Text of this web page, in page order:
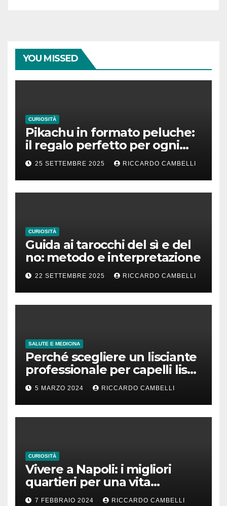
YOU MISSED
CURIOSITÀ
Pikachu in formato peluche:
il regalo perfetto per ogni
fan dei Pokémon
25 SETTEMBRE 2025 RICCARDO CAMBELLI
CURIOSITÀ
Guida ai tarocchi del sì e del
no: metodo e interpretazione
22 SETTEMBRE 2025 RICCARDO CAMBELLI
SALUTE E MEDICINA
Perché scegliere un lisciante
professionale per capelli lisci
che durano
5 MARZO 2024 RICCARDO CAMBELLI
CURIOSITÀ
Vivere a Napoli: i migliori
quartieri per una vita
familiare felice
7 FEBBRAIO 2024 RICCARDO CAMBELLI